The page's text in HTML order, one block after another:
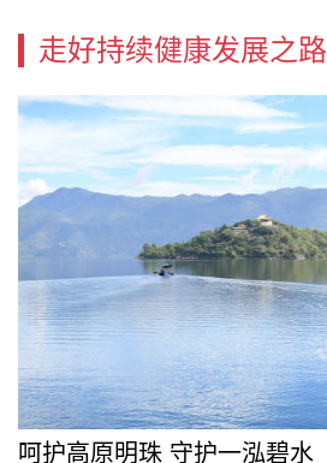
走好持续健康发展之路
呵护高原明珠 守护一泓碧水